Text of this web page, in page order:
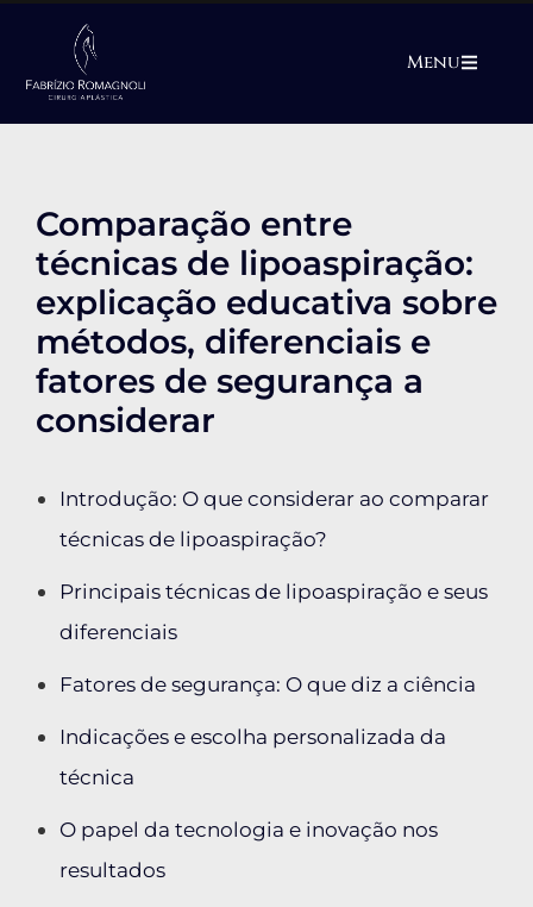
Menu
Comparação entre
técnicas de lipoaspiração:
explicação educativa sobre
métodos, diferenciais e
fatores de segurança a
considerar
Introdução: O que considerar ao comparar
técnicas de lipoaspiração?
Principais técnicas de lipoaspiração e seus
diferenciais
Fatores de segurança: O que diz a ciência
Indicações e escolha personalizada da
técnica
O papel da tecnologia e inovação nos
resultados